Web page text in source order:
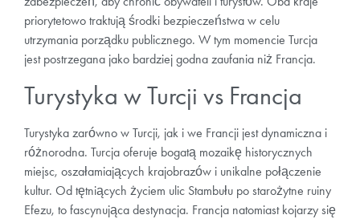
priorytetowo traktują środki bezpieczeństwa w celu
utrzymania porządku publicznego. W tym momencie Turcja
jest postrzegana jako bardziej godna zaufania niż Francja.
Turystyka w Turcji vs Francja
Turystyka zarówno w Turcji, jak i we Francji jest dynamiczna i
różnorodna. Turcja oferuje bogatą mozaikę historycznych
miejsc, oszałamiających krajobrazów i unikalne połączenie
kultur. Od tętniących życiem ulic Stambułu po starożytne ruiny
Efezu, to fascynująca destynacja. Francja natomiast kojarzy się